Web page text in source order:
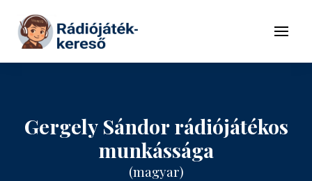
Tovább a tartalomhoz
Menü
Gergely Sándor rádiójátékos
munkássága
(magyar)